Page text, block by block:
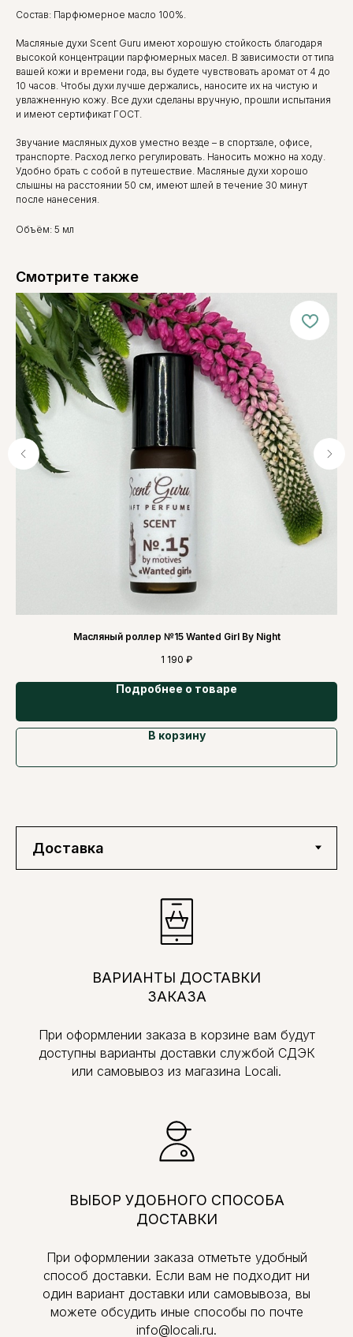
Состав: Парфюмерное масло 100%.
Масляные духи Scent Guru имеют хорошую стойкость благодаря
высокой концентрации парфюмерных масел. В зависимости от типа
вашей кожи и времени года, вы будете чувствовать аромат от 4 до
10 часов. Чтобы духи лучше держались, наносите их на чистую и
увлажненную кожу. Все духи сделаны вручную, прошли испытания
и имеют сертификат ГОСТ.
Звучание масляных духов уместно везде – в спортзале, офисе,
транспорте. Расход легко регулировать. Наносить можно на ходу.
Удобно брать с собой в путешествие. Масляные духи хорошо
слышны на расстоянии 50 см, имеют шлей в течение 30 минут
после нанесения.
Объём: 5 мл
Смотрите также
Масляный роллер №15 Wanted Girl By Night
1 190 ₽
Подробнее о товаре
В корзину
ВАРИАНТЫ ДОСТАВКИ
ЗАКАЗА
При оформлении заказа в корзине вам будут
доступны варианты доставки службой СДЭК
или самовывоз из магазина Locali.
ВЫБОР УДОБНОГО СПОСОБА
ДОСТАВКИ
При оформлении заказа отметьте удобный
способ доставки. Если вам не подходит ни
один вариант доставки или самовывоза, вы
можете обсудить иные способы по почте
info@locali.ru.